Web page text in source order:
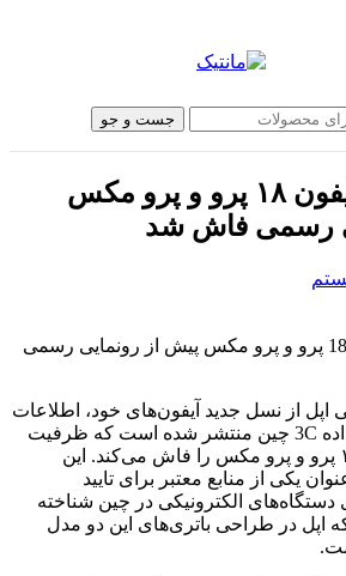
جست و جو
ظرفیت باتری آیفون ۱۸ پرو و پرو مکس
رسمی فاش شد
اپل از نسل جدید آیفون‌های خود، اطلاعات
جدیدی از طریق پایگاه داده 3C چین منتشر شده است که ظرفیت
باتری مدل‌های آیفون ۱۸ پرو و پرو مکس را فاش می‌کند. این
یکی از منابع معتبر برای تایید
الکترونیکی در چین شناخته
اپل در طراحی باتری‌های این دو مدل